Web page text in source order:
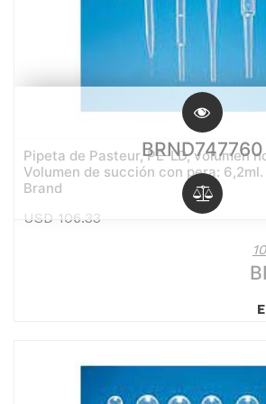
Pipeta de Pasteur, PE-LD, volumen
Volumen de succión con pera:
Brand
USD 106.33
BRND747760